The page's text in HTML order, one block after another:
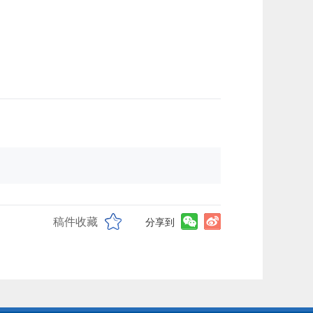
稿件收藏 分享到